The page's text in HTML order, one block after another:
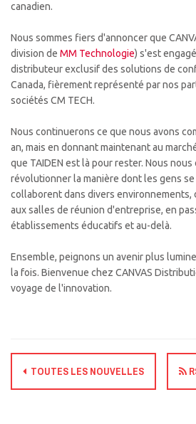
canadien.
Nous sommes fiers d'annoncer que
division de MM Technologie) s'est
distributeur exclusif des solutions de
Canada, fièrement représenté par nos
sociétés CM TECH.
Nous continuerons ce que nous avons
an, mais en donnant maintenant au
que TAIDEN est là pour rester. Nous nous
révolutionner la manière dont les gens
collaborent dans divers environnements,
aux salles de réunion d'entreprise, en
établissements éducatifs et au-delà.
Ensemble, peignons un avenir plus
la fois. Bienvenue chez CANVAS
voyage de l'innovation.
TOUTES LES NOUVELLES